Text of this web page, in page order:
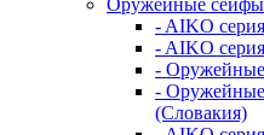
Оружейные
- AIKO
- AIKO
-
-
(Словакия)